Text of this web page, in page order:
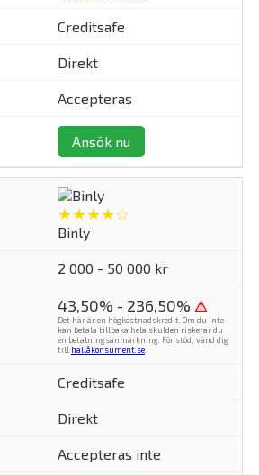
Creditsafe
Direkt
Accepteras
Ansök nu
★★★★☆
Binly
2 000 - 50 000 kr
43,50% - 236,50% ⚠
Det här är en högkostnadskredit. Om du inte
kan betala tillbaka hela skulden riskerar du
en betalningsanmärkning. För stöd, vänd dig
till hallåkonsument.se
Creditsafe
Direkt
Accepteras inte